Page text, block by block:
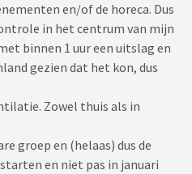
en/of de horeca. Dus
in het centrum van mijn
binnen 1 uur een uitslag en
gezien dat het kon, dus
Zowel thuis als in
groep en (helaas) dus de
en niet pas in januari